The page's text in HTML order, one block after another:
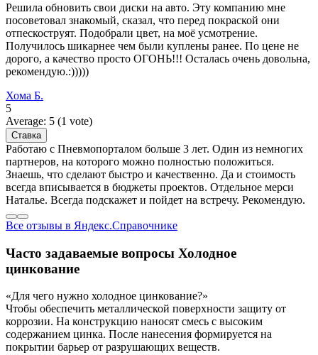
Решила обновить свои диски на авто. Эту компанию мне
посоветовал знакомый, сказал, что перед покраской они
отпескоструят. Подобрали цвет, на моё усмотрение.
Получилось шикарнее чем были куплены ранее. По цене не
дорого, а качество просто ОГОНЬ!!! Осталась очень довольна,
рекомендую.:)))))
Хома Б.
5
Average: 5 (1 vote)
Работаю с Пневмопорталом больше 3 лет. Один из немногих
партнеров, на которого можно полностью положиться.
Знаешь, что сделают быстро и качественно. Да и стоимость
всегда вписывается в бюджеты проектов. Отдельное мерси
Наталье. Всегда подскажет и пойдет на встречу. Рекомендую.
Все отзывы в Яндекс.Справочнике
Часто задаваемые вопросы Холодное
цинкование
«Для чего нужно холодное цинкование?»
Чтобы обеспечить металлической поверхности защиту от
коррозии. На конструкцию наносят смесь с высоким
содержанием цинка. После нанесения формируется на
покрытии барьер от разрушающих веществ.